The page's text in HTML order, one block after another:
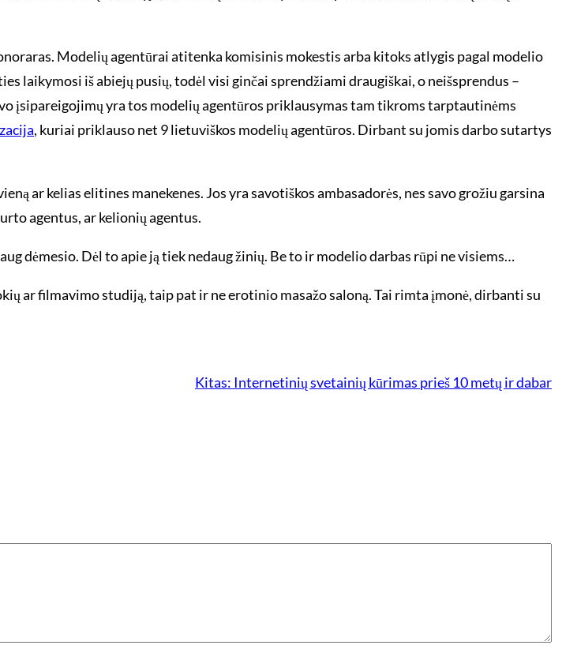
Modelių agentūrai atitenka komisinis mokestis arba kitoks atlygis pagal modelio
laikymosi iš abiejų pusių, todėl visi ginčai sprendžiami draugiškai, o neišsprendus –
įsipareigojimų yra tos modelių agentūros priklausymas tam tikroms tarptautinėms
, kuriai priklauso net 9 lietuviškos modelių agentūros. Dirbant su jomis darbo sutartys
ar kelias elitines manekenes. Jos yra savotiškos ambasadorės, nes savo grožiu garsina
agentus, ar kelionių agentus.
dėmesio. Dėl to apie ją tiek nedaug žinių. Be to ir modelio darbas rūpi ne visiems…
ar filmavimo studiją, taip pat ir ne erotinio masažo saloną. Tai rimta įmonė, dirbanti su
Kitas: Internetinių svetainių kūrimas prieš 10 metų ir dabar